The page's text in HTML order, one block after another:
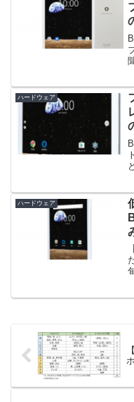
ハードウェア
ハードウェア